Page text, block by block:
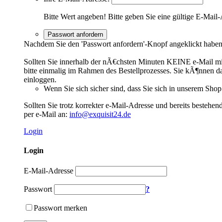
Bitte Wert angeben! Bitte geben Sie eine gültige E-Mail-
Passwort anfordern
Nachdem Sie den 'Passwort anfordern'-Knopf angeklickt
Sollten Sie innerhalb der nÃ€chsten Minuten KEINE e-Mail
bitte einmalig im Rahmen des Bestellprozesses. Sie kÃ¶nnen
einloggen.
Wenn Sie sich sicher sind, dass Sie sich in unserem
Sollten Sie trotz korrekter e-Mail-Adresse und bereits
per e-Mail an: info@exquisit24.de
Login
Login
E-Mail-Adresse
Passwort ?
Passwort merken